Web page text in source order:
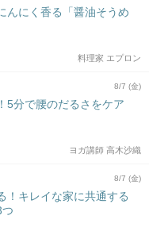
んにく香る「醤油そうめ
料理家 エプロン
8/7 (金)
5分で腰のだるさをケア
ヨガ講師 高木沙織
8/7 (金)
！キレイな家に共通する
つ